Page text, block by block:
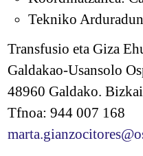
Tekniko
Transfusio eta Giza
Galdakao-Usansolo
48960 Galdako.
Tfnoa: 944 007 168